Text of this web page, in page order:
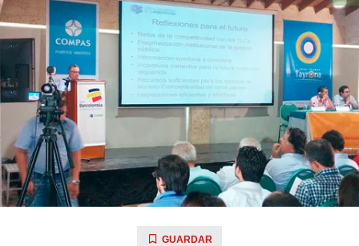
GUARDAR